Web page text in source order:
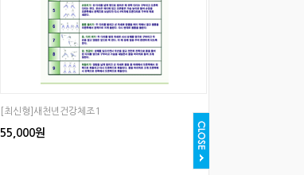
[최신형]새천년건강체조1
55,000원